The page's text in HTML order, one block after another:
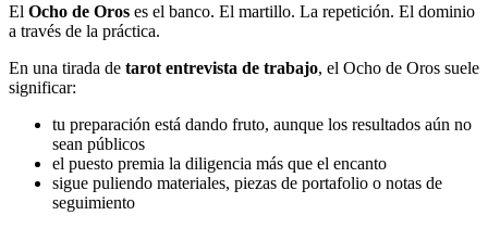
El Ocho de Oros es el banco. El martillo. La repetición. El dominio
a través de la práctica.
En una tirada de tarot entrevista de trabajo, el Ocho de Oros suele
significar:
tu preparación está dando fruto, aunque los resultados aún no
sean públicos
el puesto premia la diligencia más que el encanto
sigue puliendo materiales, piezas de portafolio o notas de
seguimiento